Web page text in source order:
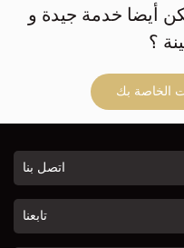
أيضا خدمة جيدة و
؟
الخاصة بك
اتصل بنا
تابعنا